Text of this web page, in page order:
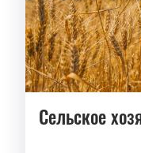
Сельское